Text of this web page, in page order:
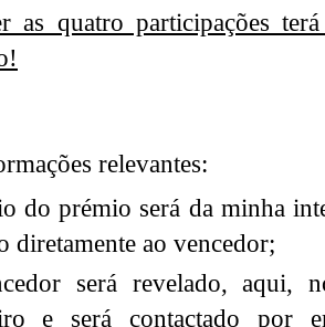
as quatro participações
relevantes:
do prémio será da minha
diretamente ao vencedor;
será revelado, aqui,
e será contactado por